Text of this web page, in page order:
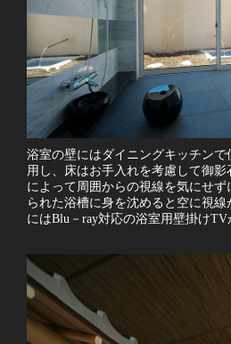
浴室の壁にはダイニングキッチン
用し、床はお手入れを考慮して御
によって周囲からの視線を気にせ
られた浴槽に身を沈めると空に視
にはBlu－ray対応の浴室用壁掛けTV